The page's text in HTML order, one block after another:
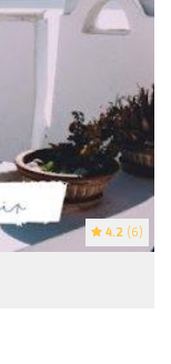
4.2 (6)